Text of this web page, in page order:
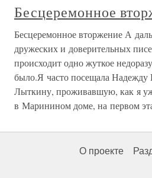
Бесцеремонное
Бесцеремонное вторжение А
дружеских и доверительных
происходит одно жуткое
было.Я часто посещала Надежду
Лыткину, проживавшую, как я
в Маринином доме, на первом
О проекте